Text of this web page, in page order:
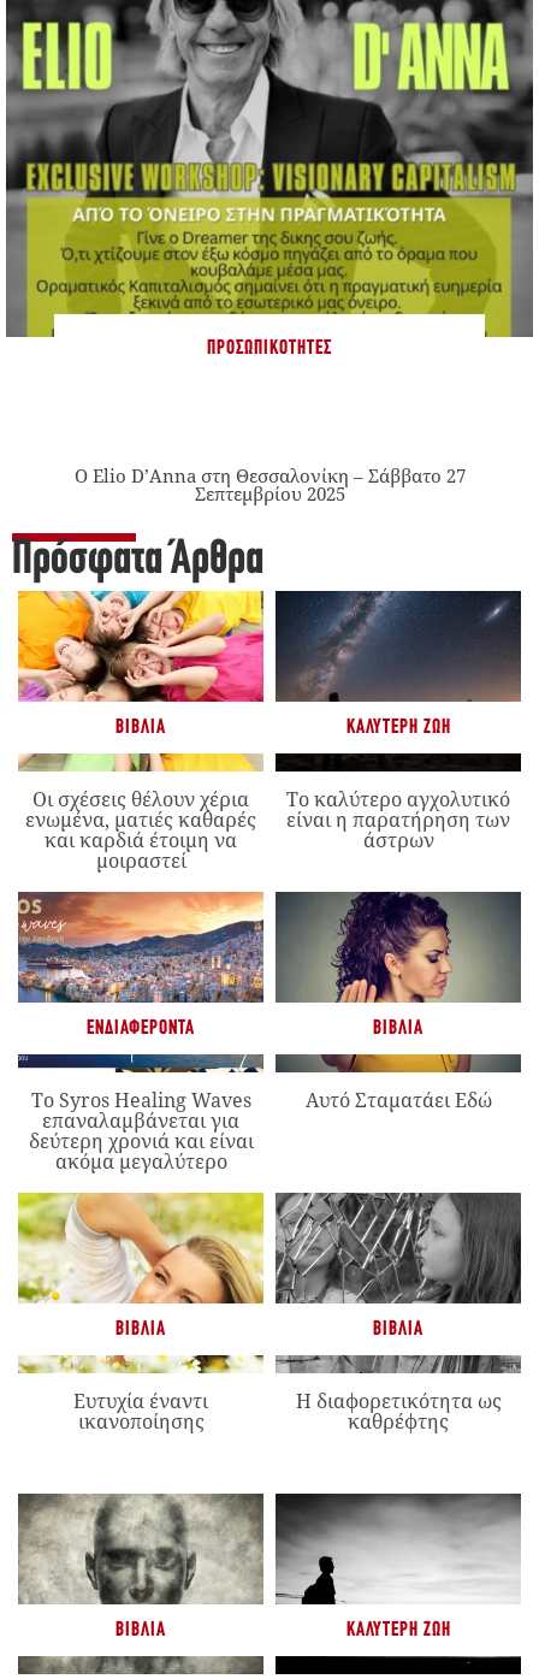
ΠΡΟΣΩΠΙΚΌΤΗΤΕΣ
Ο Elio D’Anna στη Θεσσαλονίκη – Σάββατο 27
Σεπτεμβρίου 2025
Πρόσφατα Άρθρα
ΒΙΒΛΊΑ
Οι σχέσεις θέλουν χέρια
ενωμένα, ματιές καθαρές
και καρδιά έτοιμη να
μοιραστεί
ΚΑΛΎΤΕΡΗ ΖΩΉ
Το καλύτερο αγχολυτικό
είναι η παρατήρηση των
άστρων
ΕΝΔΙΑΦΈΡΟΝΤΑ
Το Syros Healing Waves
επαναλαμβάνεται για
δεύτερη χρονιά και είναι
ακόμα μεγαλύτερο
ΒΙΒΛΊΑ
Αυτό Σταματάει Εδώ
ΒΙΒΛΊΑ
Ευτυχία έναντι
ικανοποίησης
ΒΙΒΛΊΑ
Η διαφορετικότητα ως
καθρέφτης
ΒΙΒΛΊΑ ΚΑΛΎΤΕΡΗ ΖΩΉ